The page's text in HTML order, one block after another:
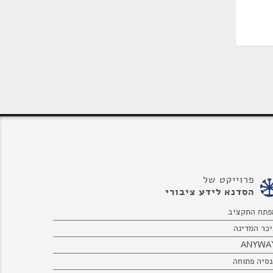
פרוייקט של
הסדנא לידע ציבורי
התקציב
המדינה
פתוחה